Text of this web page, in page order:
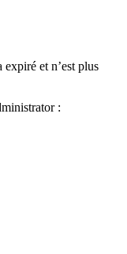
expiré et n’est plus
: